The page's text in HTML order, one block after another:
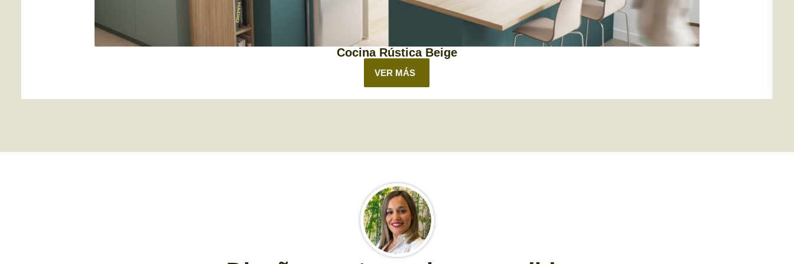
Cocina Rústica Beige
VER MÁS